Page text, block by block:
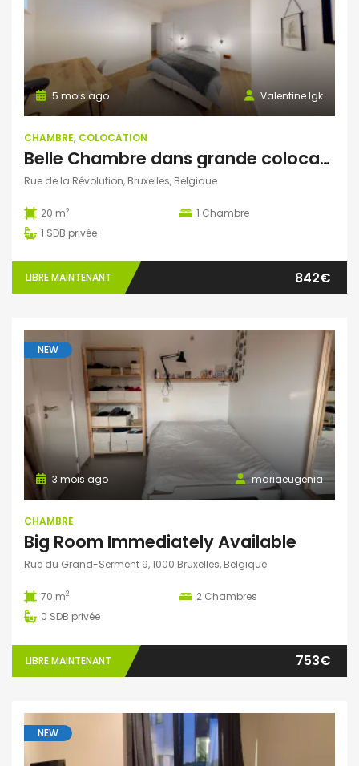
Valentine Igk
5 mois ago
CHAMBRE, COLOCATION
Belle Chambre dans grande colocation (Maison de maitre)
Rue de la Révolution, Bruxelles, Belgique
20 m2 1 Chambre
1 SDB privée
LIBRE MAINTENANT 842€
NEW
mariaeugenia
3 mois ago
CHAMBRE
Big Room Immediately Available
Rue du Grand-Serment 9, 1000 Bruxelles, Belgique
70 m2 2 Chambres
0 SDB privée
LIBRE MAINTENANT 753€
NEW